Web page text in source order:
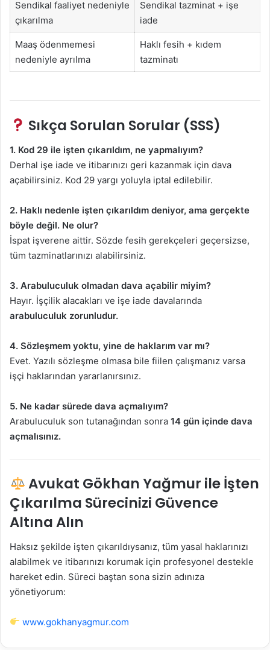
Sendikal faaliyet nedeniyle
çıkarılma
Sendikal tazminat + işe
iade
Maaş ödenmemesi
nedeniyle ayrılma
Haklı fesih + kıdem
tazminatı
Sıkça Sorulan Sorular (SSS)
1. Kod 29 ile işten çıkarıldım, ne yapmalıyım?
Derhal işe iade ve itibarınızı geri kazanmak için dava
açabilirsiniz. Kod 29 yargı yoluyla iptal edilebilir.
2. Haklı nedenle işten çıkarıldım deniyor, ama gerçekte
böyle değil. Ne olur?
İspat işverene aittir. Sözde fesih gerekçeleri geçersizse,
tüm tazminatlarınızı alabilirsiniz.
3. Arabuluculuk olmadan dava açabilir miyim?
Hayır. İşçilik alacakları ve işe iade davalarında
arabuluculuk zorunludur.
4. Sözleşmem yoktu, yine de haklarım var mı?
Evet. Yazılı sözleşme olmasa bile fiilen çalışmanız varsa
işçi haklarından yararlanırsınız.
5. Ne kadar sürede dava açmalıyım?
Arabuluculuk son tutanağından sonra 14 gün içinde dava
açmalısınız.
Avukat Gökhan Yağmur ile İşten
Çıkarılma Sürecinizi Güvence
Altına Alın
Haksız şekilde işten çıkarıldıysanız, tüm yasal haklarınızı
alabilmek ve itibarınızı korumak için profesyonel destekle
hareket edin. Süreci baştan sona sizin adınıza
yönetiyorum:
www.gokhanyagmur.com